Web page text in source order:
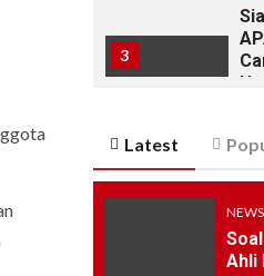
3
Latest
NEWS
Ahli